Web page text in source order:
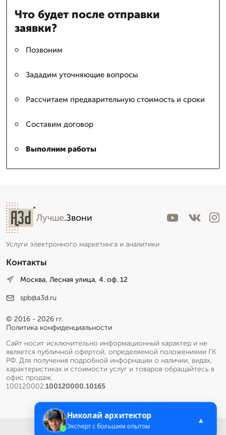
Что будет после отправки
заявки?
Позвоним
Зададим уточняющие вопросы
Рассчитаем предварительную стоимость и сроки
Составим договор
Выполним работы
Лучше.Звони
Услуги электронного маркетинга и аналитики
Контакты
Москва, Лесная улица, 4. оф. 12
spb@a3d.ru
© 2016 - 2026 гг.
Политика конфиденциальности
Сайт носит исключительно информационный характер и не
является публичной офертой, определяемой положениями ГК
РФ. Для получения подробной информации о наличии, видах,
характеристиках и стоимости услуг и товаров обращайтесь в
офис продаж.
100120002.100120000.10165
Николай архитектор
Эксперт с большим опытом
▲